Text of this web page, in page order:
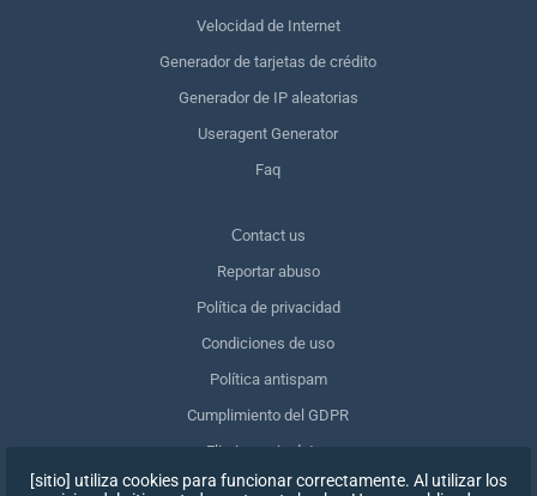
Velocidad de Internet
Generador de tarjetas de crédito
Generador de IP aleatorias
Useragent Generator
Faq
Сontact us
Reportar abuso
Política de privacidad
Condiciones de uso
Política antispam
Cumplimiento del GDPR
Eliminar mis datos
Retirar el consentimiento
[sitio] utiliza cookies para funcionar correctamente. Al utilizar los